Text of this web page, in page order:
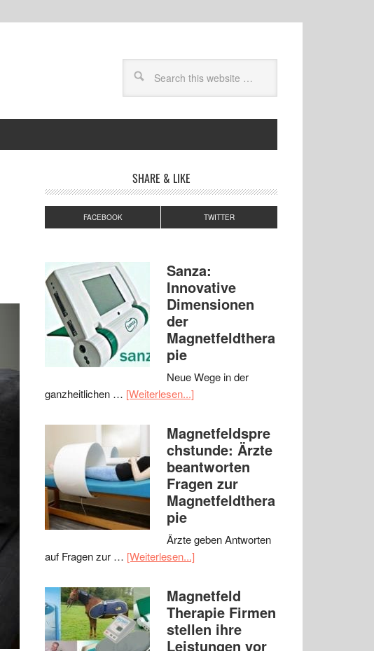
SHARE & LIKE
FACEBOOK TWITTER
Sanza:
Innovative
Dimensionen
der
Magnetfeldthera
pie
Neue Wege in der
ganzheitlichen … [Weiterlesen...]
Magnetfeldspre
chstunde: Ärzte
beantworten
Fragen zur
Magnetfeldthera
pie
Ärzte geben Antworten
auf Fragen zur … [Weiterlesen...]
Magnetfeld
Therapie Firmen
stellen ihre
Leistungen vor